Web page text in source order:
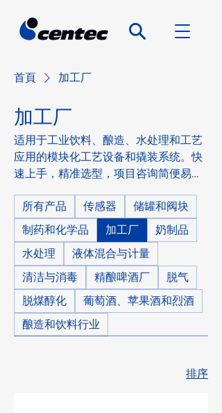
首頁 加工厂
加工厂
适用于工业饮料、酿造、水处理和工艺
应用的模块化工艺设备和撬装系统。快
速上手，精准选型，项目咨询简便易
所有产品
传感器
储罐和阀块
制药和化学品
加工厂
奶制品
水处理
液体混合与计量
清洁与消毒
精酿啤酒厂
脱气
脱煤醇化
葡萄酒、苹果酒和烈酒
酿造和饮料行业
排序